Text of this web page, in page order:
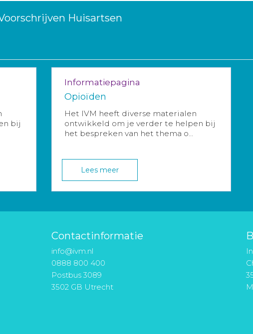
Huisartsen
bij
Informatiepagina
Opioïden
Het IVM heeft diverse materialen
ontwikkeld om je verder te helpen bij
het bespreken van het thema o...
Lees meer
Contactinformatie
info@ivm.nl
0888 800 400
Postbus 3089
3502 GB Utrecht